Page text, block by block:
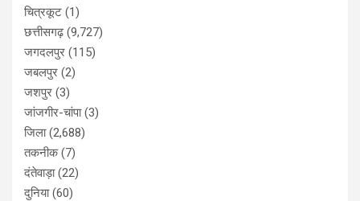
चित्रकूट (1)
छत्तीसगढ़(9,727)
जगदलपुर (115)
जबलपुर (2)
जशपुर (3)
जांजगीर-चांपा(3)
जिला(2,688)
तकनीक(7)
दंतेवाड़ा(22)
दुनिया(60)